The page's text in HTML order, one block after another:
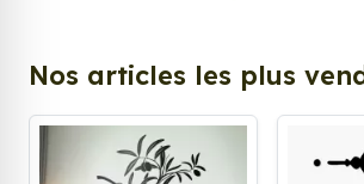
Nos articles les plus